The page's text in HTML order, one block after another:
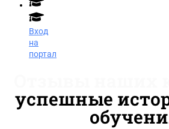
Вход
на
портал
успешные